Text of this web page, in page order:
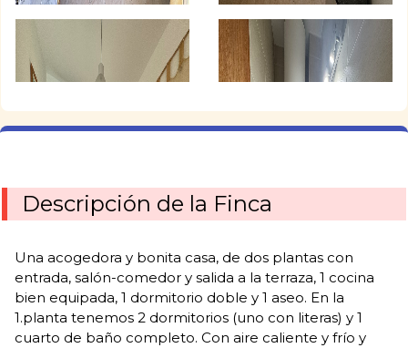
Descripción de la Finca
Una acogedora y bonita casa, de dos plantas con
entrada, salón-comedor y salida a la terraza, 1 cocina
bien equipada, 1 dormitorio doble y 1 aseo. En la
1.planta tenemos 2 dormitorios (uno con literas) y 1
cuarto de baño completo. Con aire caliente y frío y